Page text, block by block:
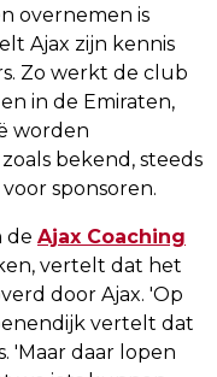
overnemen is
Ajax zijn kennis
Zo werkt de club
in de Emiraten,
worden
bekend, steeds
sponsoren.
de Ajax Coaching
vertelt dat het
door Ajax. 'Op
vertelt dat
'Maar daar lopen